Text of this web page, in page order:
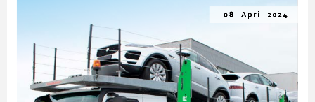
08. April 2024